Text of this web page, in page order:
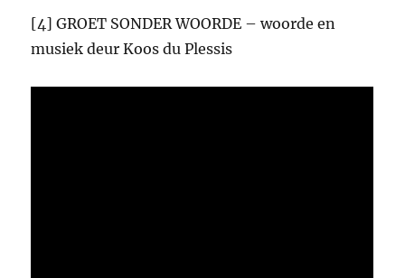
[4] GROET SONDER WOORDE – woorde en
musiek deur Koos du Plessis